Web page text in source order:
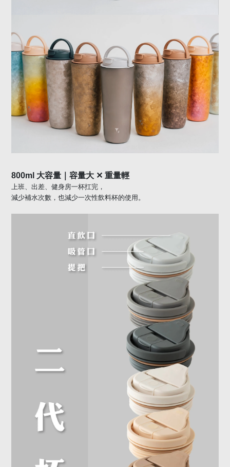
800ml 大容量｜容量大 ✕ 重量輕
上班、出差、健身房一杯扛完，
減少補水次數，也減少一次性飲料杯的使用。